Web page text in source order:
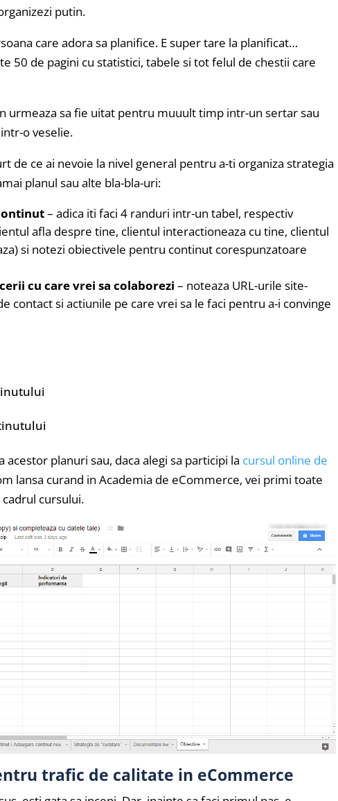
putin.
care adora sa planifice. E super tare la planificat…
50 de pagini cu statistici, tabele si tot felul de chestii care
urmeaza sa fie uitat pentru muuult timp intr-un sertar sau
o veselie.
de ce ai nevoie la nivel general pentru a-ti organiza strategia
planul sau alte bla-bla-uri:
– adica iti faci 4 randuri intr-un tabel, respectiv
afla despre tine, clientul interactioneaza cu tine, clientul
si notezi obiectivele pentru continut corespunzatoare
cu care vrei sa colaborezi – noteaza URL-urile site-
contact si actiunile pe care vrei sa le faci pentru a-i convinge
planuri sau, daca alegi sa participi la cursul online de
lansa curand in Academia de eCommerce, vei primi toate
cursului.
trafic de calitate in eCommerce